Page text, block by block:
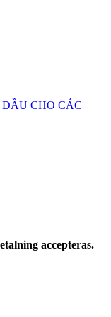
CHO CÁC
accepteras.